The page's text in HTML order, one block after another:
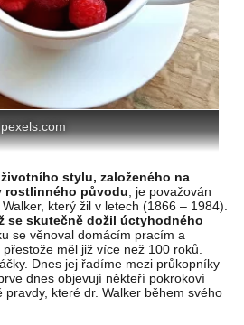
pexels.com
stylu, založeného na
rostlinného původu , je považován
který žil v letech (1866 – 1984).
se skutečně dožil úctyhodného
se věnoval domácím pracím a
měl již více než 100 roků.
Dnes jej řadíme mezi průkopníky
dnes objevují někteří pokrokoví
které dr. Walker během svého